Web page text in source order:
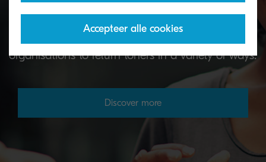
KYOCERA's toner recycling programme allows
organisations to return toners in a variety of ways.
Discover more
Accepteer alle cookies